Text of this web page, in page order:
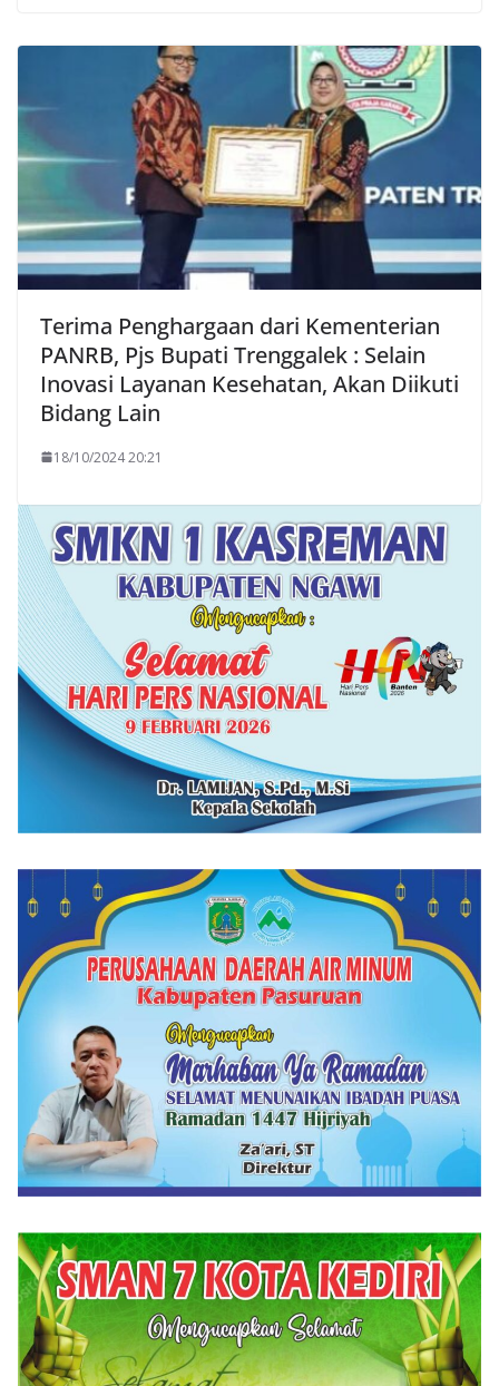
Terima Penghargaan dari Kementerian
PANRB, Pjs Bupati Trenggalek : Selain
Inovasi Layanan Kesehatan, Akan Diikuti
Bidang Lain
18/10/2024 20:21